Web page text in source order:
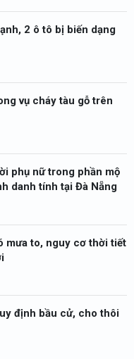
2 ô tô bị biến dạng
vụ cháy tàu gỗ trên
phụ nữ trong phần mộ
danh tính tại Đà Nẵng
mưa to, nguy cơ thời tiết
định bầu cử, cho thôi